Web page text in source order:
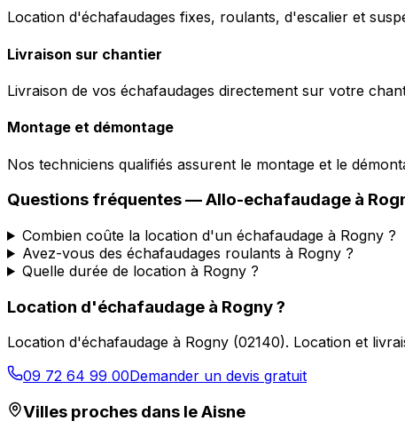
Location d'échafaudages fixes, roulants, d'escalier et
Livraison sur chantier
Livraison de vos échafaudages directement sur votre
Montage et démontage
Nos techniciens qualifiés assurent le montage et le
Questions fréquentes —Allo-echafaudage à
Combien coûte la location d'un échafaudage à Rogny ?
Avez-vous des échafaudages roulants à Rogny ?
Quelle durée de location à Rogny ?
Location d'échafaudage à Rogny?
Location d'échafaudage à Rogny (02140). Location et
09 72 64 99 00Demander un devis gratuit
Villes proches dans leAisne